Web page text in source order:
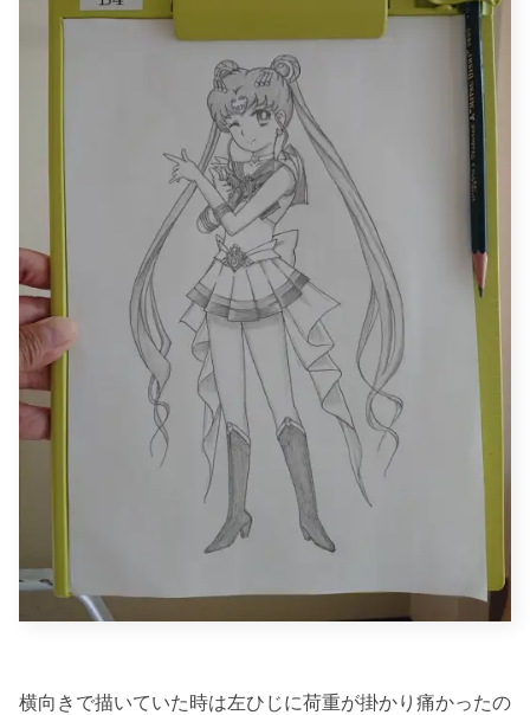
横向きで描いていた時は左ひじに荷重が掛かり痛かったの